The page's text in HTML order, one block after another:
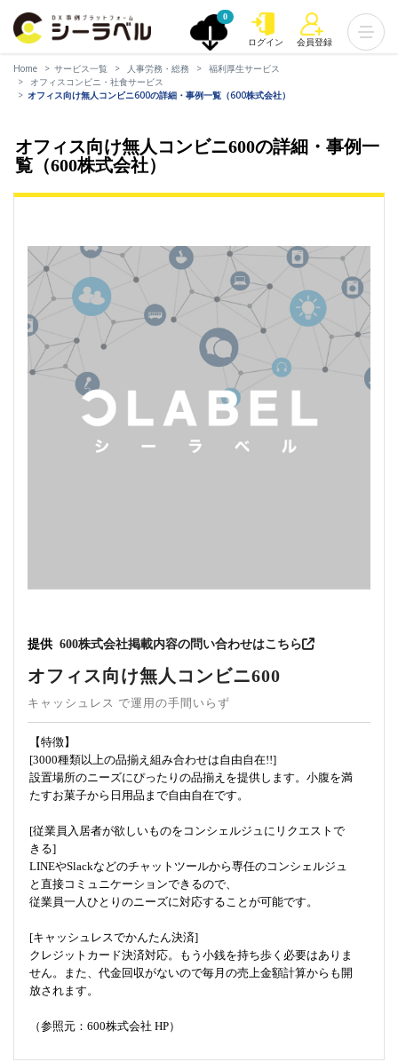
0
ログイン 会員登録
Home サービス一覧 人事労務・総務
福利厚生サービス
オフィスコンビニ・社食サービス
オフィス向け無人コンビニ600の詳細・事例一覧（600株式会社）
オフィス向け無人コンビニ600の詳細・事例一
覧（600株式会社）
提供 600株式会社掲載内容の問い合わせはこちら
オフィス向け無人コンビニ600
キャッシュレス で運用の手間いらず
【特徴】
[3000種類以上の品揃え組み合わせは自由自在!!]
設置場所のニーズにぴったりの品揃えを提供します。小腹を満
たすお菓子から日用品まで自由自在です。
[従業員入居者が欲しいものをコンシェルジュにリクエストで
きる]
LINEやSlackなどのチャットツールから専任のコンシェルジュ
と直接コミュニケーションできるので、
従業員一人ひとりのニーズに対応することが可能です。
[キャッシュレスでかんたん決済]
クレジットカード決済対応。もう小銭を持ち歩く必要はありま
せん。また、代金回収がないので毎月の売上金額計算からも開
放されます。
（参照元：600株式会社 HP）